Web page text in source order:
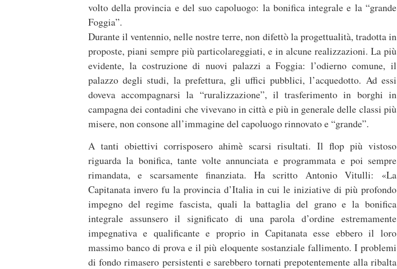
volto della provincia e del suo capoluogo: la bonifica integrale e la “grande
Foggia”.
Durante il ventennio, nelle nostre terre, non difettò la progettualità, tradotta in
proposte, piani sempre più particolareggiati, e in alcune realizzazioni. La più
evidente, la costruzione di nuovi palazzi a Foggia: l’odierno comune, il
palazzo degli studi, la prefettura, gli uffici pubblici, l’acquedotto. Ad essi
doveva accompagnarsi la “ruralizzazione”, il trasferimento in borghi in
campagna dei contadini che vivevano in città e più in generale delle classi più
misere, non consone all’immagine del capoluogo rinnovato e “grande”.
A tanti obiettivi corrisposero ahimè scarsi risultati. Il flop più vistoso
riguarda la bonifica, tante volte annunciata e programmata e poi sempre
rimandata, e scarsamente finanziata. Ha scritto Antonio Vitulli: «La
Capitanata invero fu la provincia d’Italia in cui le iniziative di più profondo
impegno del regime fascista, quali la battaglia del grano e la bonifica
integrale assunsero il significato di una parola d’ordine estremamente
impegnativa e qualificante e proprio in Capitanata esse ebbero il loro
massimo banco di prova e il più eloquente sostanziale fallimento. I problemi
di fondo rimasero persistenti e sarebbero tornati prepotentemente alla ribalta